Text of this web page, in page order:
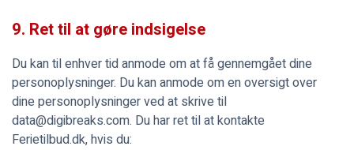
9. Ret til at gøre indsigelse
Du kan til enhver tid anmode om at få gennemgået dine
personoplysninger. Du kan anmode om en oversigt over
dine personoplysninger ved at skrive til
data@digibreaks.com. Du har ret til at kontakte
Ferietilbud.dk, hvis du: